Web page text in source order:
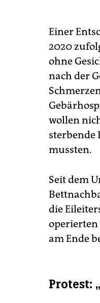
Einer
2020
ohne
nach der
wollen
sterbende
mussten.
Seit dem
die
operierten
am Ende
Protest: